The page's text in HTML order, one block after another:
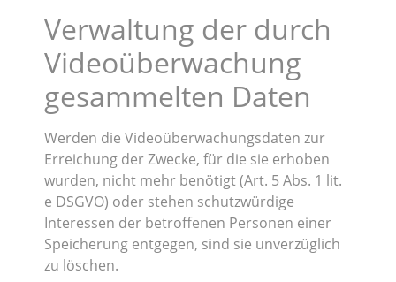
Verwaltung der durch
Videoüberwachung
gesammelten Daten
Werden die Videoüberwachungsdaten zur
Erreichung der Zwecke, für die sie erhoben
wurden, nicht mehr benötigt (Art. 5 Abs. 1 lit.
e DSGVO) oder stehen schutzwürdige
Interessen der betroffenen Personen einer
Speicherung entgegen, sind sie unverzüglich
zu löschen.